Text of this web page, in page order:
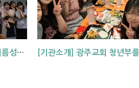
[교회 행사] 2026 아동부 연합 여름성경학교 (부산, 거제, 대구)